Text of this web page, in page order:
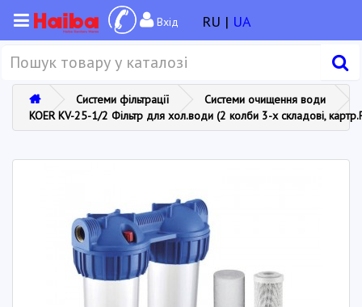
Вхід RU | UA
Системи фільтрації
Системи очищення води
KOER KV-25-1/2 Фільтр для хол.води (2 колби 3-х складові,